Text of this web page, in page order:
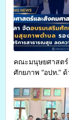
คณะมนุษยศาสตร์
ศักยภาพ “อปท.”
ทุพพลภาพเพื่อเข้
เหลื่อมล้ำ ยกระ
ยั่งยืน